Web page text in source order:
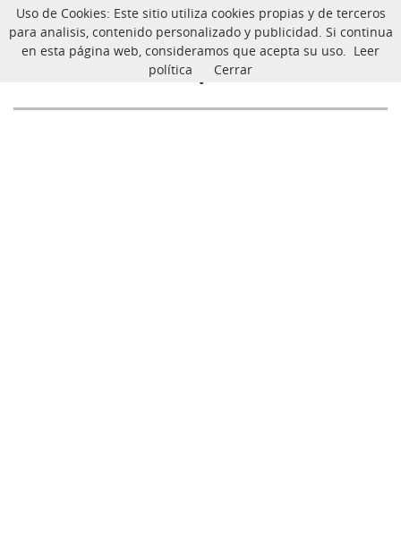
CarlinoSOS
Carlinos en Adopción
Uso de Cookies: Este sitio utiliza cookies propias y de terceros
para analisis, contenido personalizado y publicidad. Si continua
en esta página web, consideramos que acepta su uso. Leer
política
Cerrar